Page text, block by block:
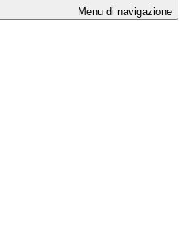
Menu di navigazione